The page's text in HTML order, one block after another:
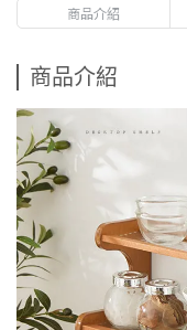
商品介紹
商品介紹